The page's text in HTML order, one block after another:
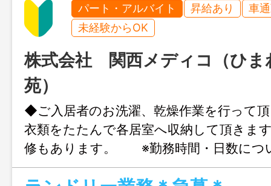
パート・アルバイト 昇給あり
車
未経験からOK
株式会社 関西メディコ（ひま
苑）
◆ご入居者のお洗濯、乾燥作業を行っ
衣類をたたんで各居室へ収納して頂き
修もあります。 ※勤務時間・日数につ
じます。 ※週２～３日働ける方大歓